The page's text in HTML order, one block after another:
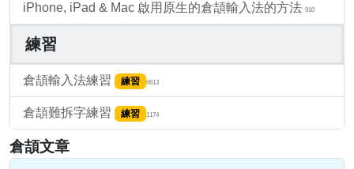
iPhone, iPad & Mac 啟用原生的倉頡輸入法的方法 910
練習
倉頡輸入法練習 練習 6613
倉頡難拆字練習 練習 1174
倉頡文章